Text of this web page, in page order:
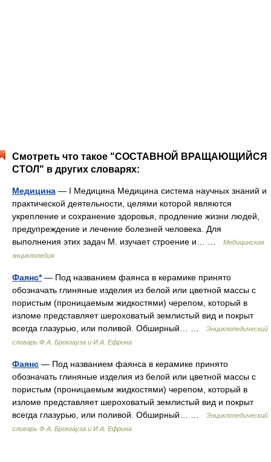
Смотреть что такое "СОСТАВНОЙ ВРАЩАЮЩИЙСЯ
СТОЛ" в других словарях:
Медицина — I Медицина Медицина система научных знаний и
практической деятельности, целями которой являются
укрепление и сохранение здоровья, продление жизни людей,
предупреждение и лечение болезней человека. Для
выполнения этих задач М. изучает строение и… …
Медицинская
энциклопедия
Фаянс*— Под названием фаянса в керамике принято
обозначать глиняные изделия из белой или цветной массы с
пористым (проницаемым жидкостями) черепом, который в
изломе представляет шероховатый землистый вид и покрыт
всегда глазурью, или поливой. Обширный… …
Энциклопедический
словарь Ф.А. Брокгауза и И.А. Ефрона
Фаянс — Под названием фаянса в керамике принято
обозначать глиняные изделия из белой или цветной массы с
пористым (проницаемым жидкостями) черепом, который в
изломе представляет шероховатый землистый вид и покрыт
всегда глазурью, или поливой. Обширный… …
Энциклопедический
словарь Ф.А. Брокгауза и И.А. Ефрона